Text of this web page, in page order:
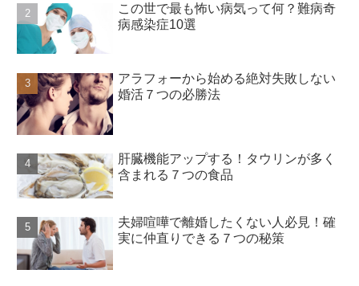
この世で最も怖い病気って何？難病奇
病感染症10選
アラフォーから始める絶対失敗しない
婚活７つの必勝法
肝臓機能アップする！タウリンが多く
含まれる７つの食品
夫婦喧嘩で離婚したくない人必見！確
実に仲直りできる７つの秘策